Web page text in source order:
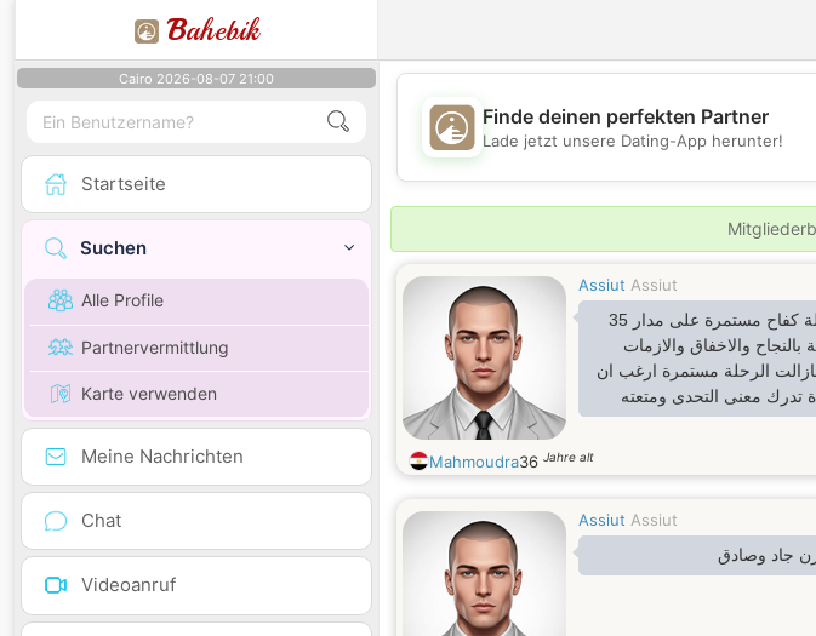
Bahebik
Cairo 2026-08-07 21:00
Startseite
Suchen
Alle Profile
Partnervermittlung
Karte verwenden
Meine Nachrichten
Chat
Videoanruf
💖
Finde deinen perfekten Partner
Lade jetzt unsere Dating-App herunter!
Assiut Assiut
محمود عبارة عن رحلة كفاح مستمرة على مدار 35
والاخفاق والازمات
الرحلة مستمرة ارغب ان
تدرك معنى التحدى ومتعته
Mahmoudra36 Jahre alt
Assiut Assiut
جاد وصادق